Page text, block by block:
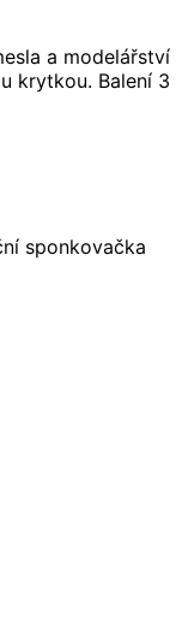
a modelářství
krytkou. Balení 3
sponkovačka